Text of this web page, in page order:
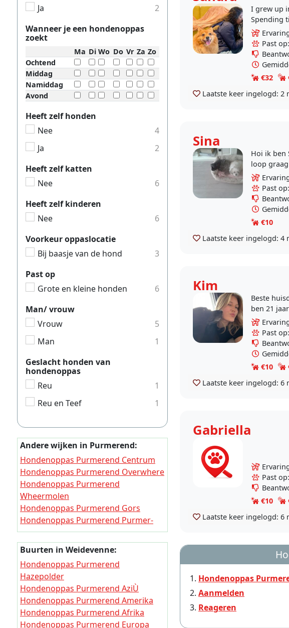
I grew up
Spending
pleasure. I live with my husband who is also an
animal
Past
€32
Laatste keer ingelogd: 2
Sina
Hoi ik ben Sina ben nog zeer
loop
graag
hondjes
Past
€10
Laatste keer ingelogd: 4
Kim
Beste huisdier
ben 21
heb zelf
hele..Past
€10
Laatste keer ingelogd: 6
Gabriella
Past
€10
Laatste keer ingelogd: 6
Hondenoppas
Aanmelden
Reageren
Ja
2
Wanneer je een hondenoppas
zoekt
Ma Di Wo Do Vr Za Zo
Ochtend
Middag
Namiddag
Avond
Heeft zelf honden
Nee
4
Ja
2
Heeft zelf katten
Nee
6
Heeft zelf kinderen
Nee
6
Voorkeur oppaslocatie
Bij baasje van de hond
3
Past op
Grote en kleine honden
6
Man/ vrouw
Vrouw
5
Man
1
Geslacht honden van
hondenoppas
Reu
1
Reu en Teef
1
Andere wijken in Purmerend:
Hondenoppas Purmerend Centrum
Hondenoppas Purmerend Overwhere
Hondenoppas Purmerend
Wheermolen
Hondenoppas Purmerend Gors
Hondenoppas Purmerend Purmer-
Noord
Hondenoppas Purmerend Purmer-
Zuid
Hondenoppas Purmerend
Weidevenne
Buurten in Weidevenne:
Hondenoppas Purmerend
Hazepolder
Hondenoppas Purmerend AziÙ
Hondenoppas Purmerend Amerika
Hondenoppas Purmerend Afrika
Hondenoppas Purmerend Europa